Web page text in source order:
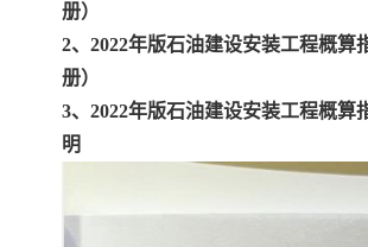
册）
2、2022年版石油建设安装工程概算
册）
3、2022年版石油建设安装工程概算
明